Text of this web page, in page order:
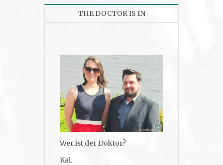
THE DOCTOR IS IN
Wer ist der Doktor?
Kai.